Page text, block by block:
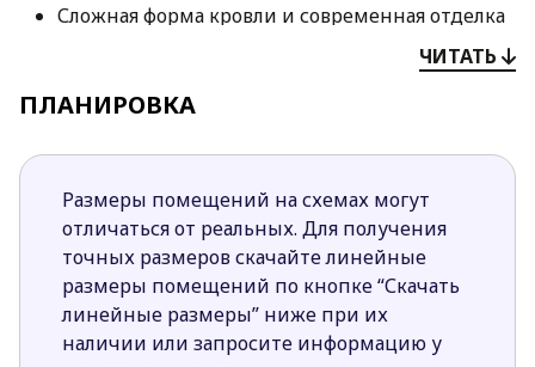
Сложная форма кровли и современная отделка
фасадов делаю дом привлекательным,
стильным и актуальным для строительства в
любой местности.
четкое отделение дневной части дома от
приватной зоны.
Проектом предусмотрено объединение
помещений дневной зоны в единое
пространство, что делает ее визуально больше
и значительно светлее.
Камин в гостиной создает атмосферу тепла и
уюта, обогревая помещение в холодные
ЧИТАТЬ
ПЛАНИРОВКА
Размеры помещений на схемах могут
отличаться от реальных. Для получения
точных размеров скачайте линейные
размеры помещений по кнопке “Скачать
линейные размеры” ниже при их
наличии или запросите информацию у